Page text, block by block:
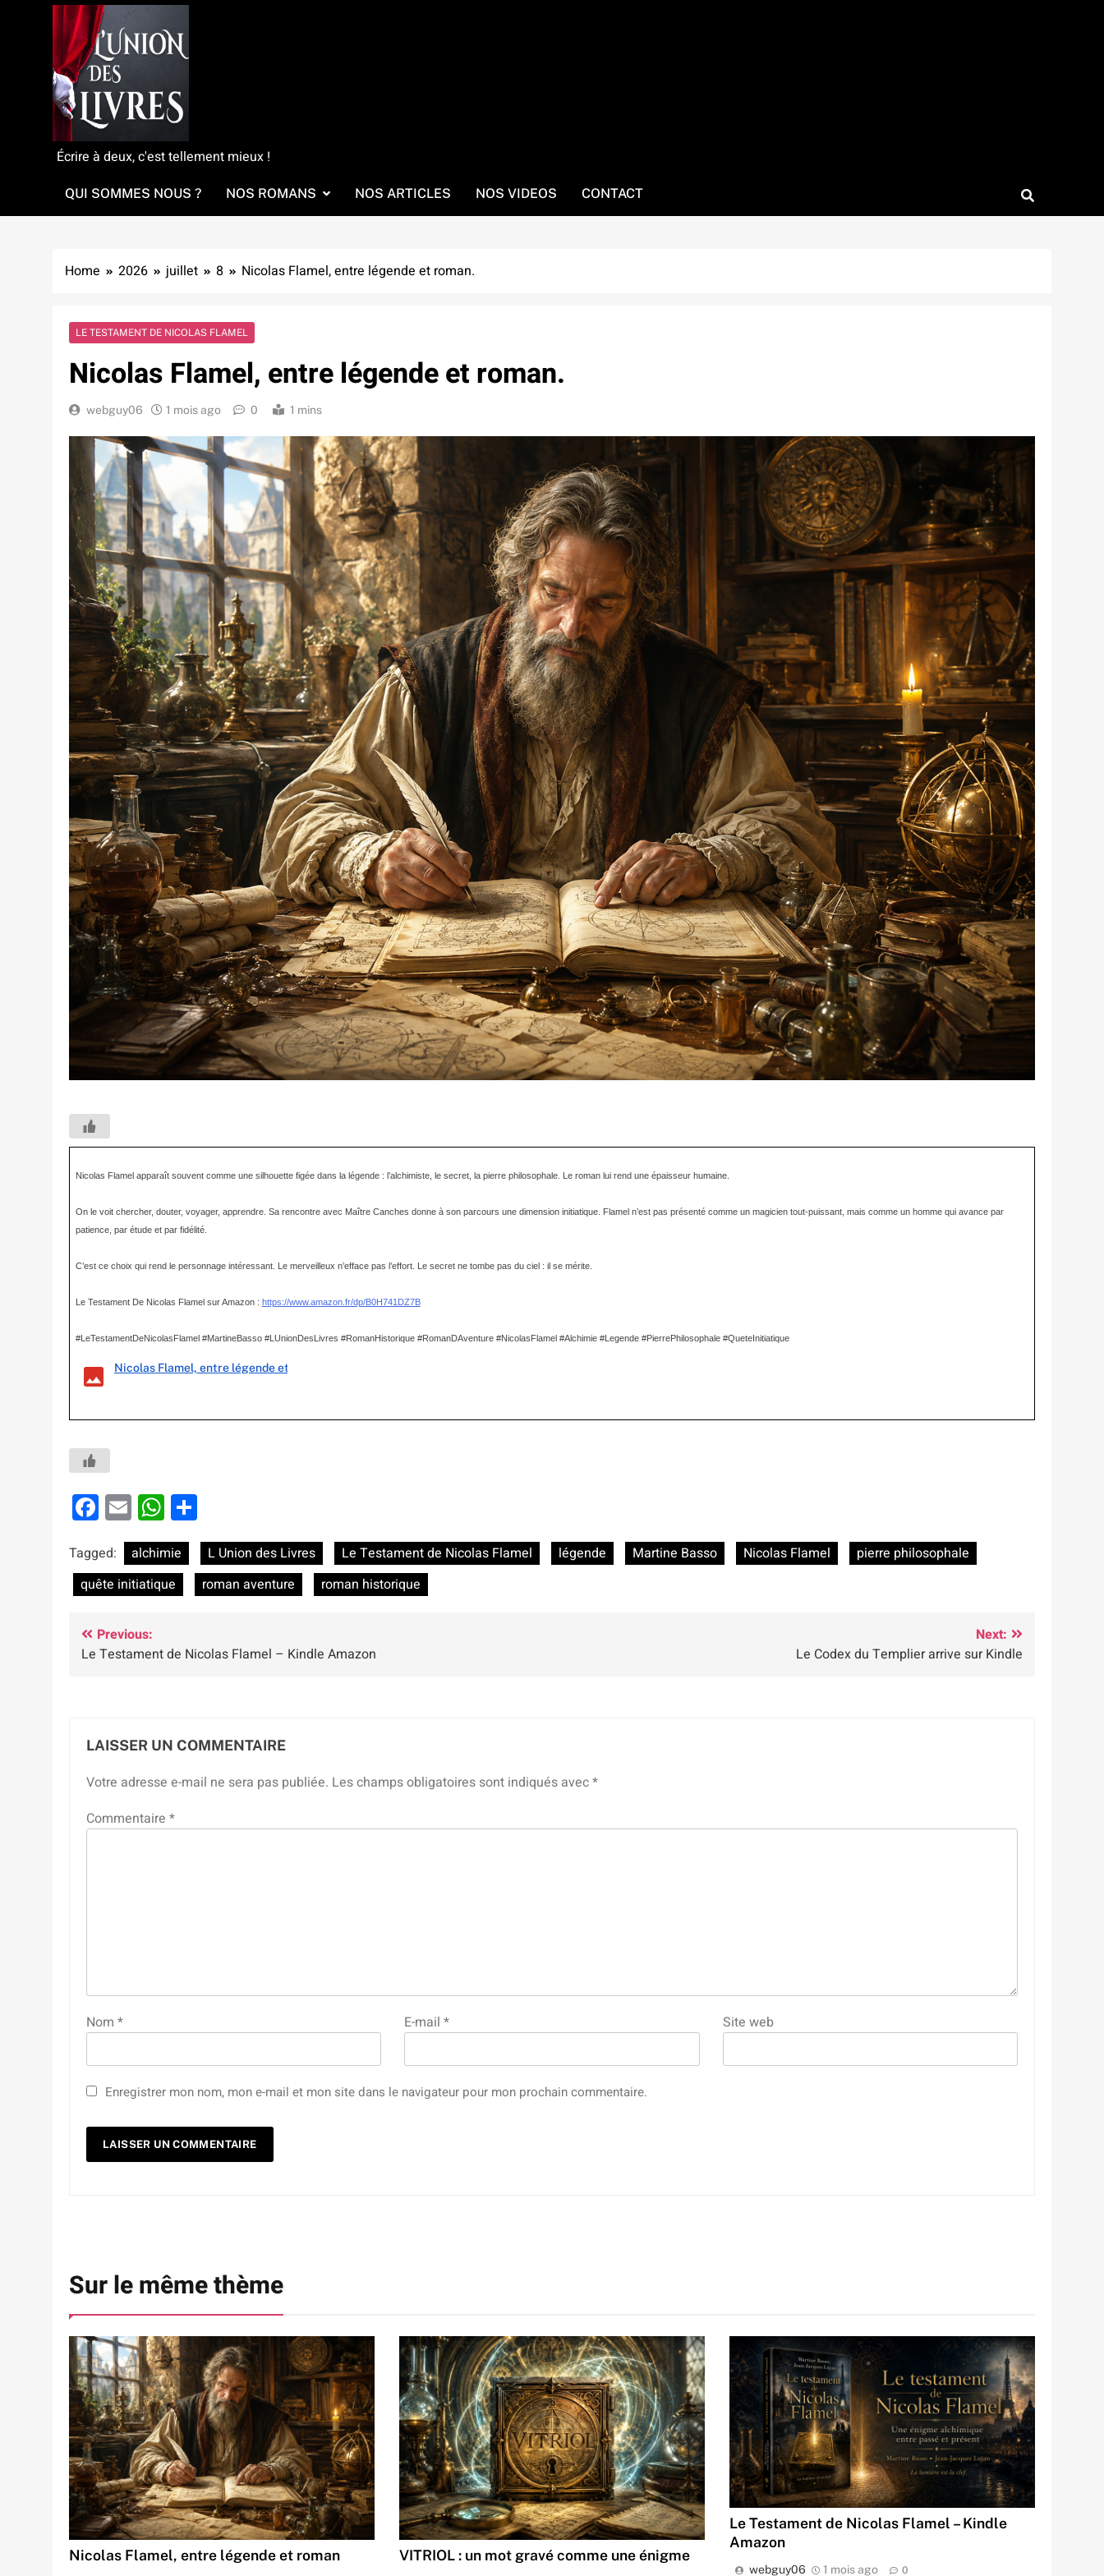
L'Union Des Livres
Écrire à deux, c'est tellement mieux !
QUI SOMMES NOUS ? NOS ROMANS NOS ARTICLES NOS VIDEOS CONTACT
Home 2026 juillet 8 Nicolas Flamel, entre légende et roman.
LE TESTAMENT DE NICOLAS FLAMEL
Nicolas Flamel, entre légende et roman.
webguy06 1 mois ago 0 1 mins
Nicolas Flamel apparaît souvent comme une silhouette figée dans la légende : l’alchimiste, le secret, la pierre philosophale. Le roman lui rend une épaisseur humaine.
On le voit chercher, douter, voyager, apprendre. Sa rencontre avec Maître Canches donne à son parcours une dimension initiatique. Flamel n’est pas présenté comme un magicien tout-puissant, mais comme un homme qui avance par
patience, par étude et par fidélité.
C’est ce choix qui rend le personnage intéressant. Le merveilleux n’efface pas l’effort. Le secret ne tombe pas du ciel : il se mérite.
Le Testament De Nicolas Flamel sur Amazon : https://www.amazon.fr/dp/B0H741DZ7B
#LeTestamentDeNicolasFlamel #MartineBasso #LUnionDesLivres #RomanHistorique #RomanDAventure #NicolasFlamel #Alchimie #Legende #PierrePhilosophale #QueteInitiatique
Nicolas Flamel, entre légende et roman.png
Facebook
EmailWhatsApp
Tagged: alchimie L Union des Livres Le Testament de Nicolas Flamel légende Martine Basso Nicolas Flamel
pierre philosophale
quête initiatique
roman aventure roman historique
Navigation
de
Previous:
Le Testament de Nicolas Flamel – Kindle Amazon
Next:
Le Codex du Templier arrive sur Kindle
LAISSER UN COMMENTAIRE
Votre adresse e-mail ne sera pas publiée. Les champs obligatoires sont indiqués avec*
Commentaire *
Nom * E-mail* Site web
Enregistrer mon nom, mon e-mail et mon site dans le navigateur pour mon prochain commentaire.
Sur le même thème
Nicolas Flamel, entre légende et roman VITRIOL : un mot gravé comme une énigme
Le Testament de Nicolas Flamel – Kindle
Amazon
webguy06 1 mois ago 0